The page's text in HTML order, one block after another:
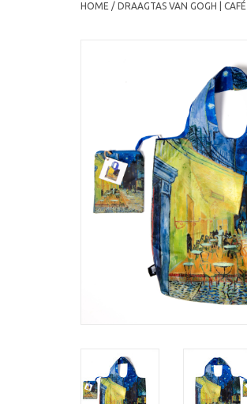
HOME / DRAAGTAS VAN GOGH |